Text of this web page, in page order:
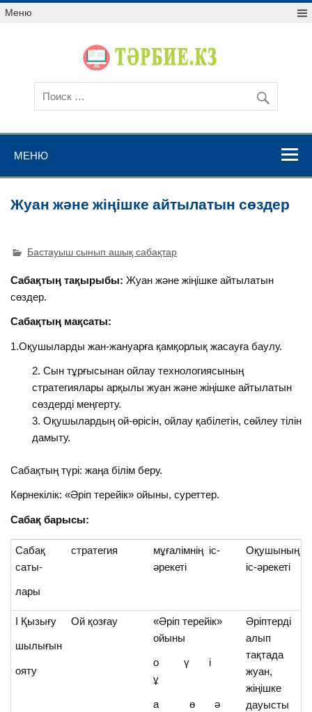
Меню
МЕНЮ
Жуан және жіңішке айтылатын сөздер
Бастауыш сынып ашық сабақтар
Сабақтың тақырыбы:Жуан және жіңішке айтылатын
сөздер.
Сабақтың мақсаты:
1.Оқушыларды жан-жануарға қамқорлық жасауға баулу.
Сын тұрғысынан ойлау технологиясының
стратегиялары арқылы жуан және жіңішке айтылатын
сөздерді меңгерту.
Оқушылардың ой-өрісін, ойлау қабілетін, сөйлеу тілін
дамыту.
Сабақтың түрі: жаңа білім беру.
Көрнекілік: «Әріп терейік» ойыны, суреттер.
Сабақ барысы:
Сабақ
саты-
лары
стратегия
мұғалімнің іс-
әрекеті
Оқушының
іс-әрекеті
І Қызығу
шылығын
ояту
Ой қозғау
«Әріп терейік»
ойыны
о ү і
ұ
а ө ә
Әріптерді
алып
тақтада
жуан,
жіңішке
дауысты